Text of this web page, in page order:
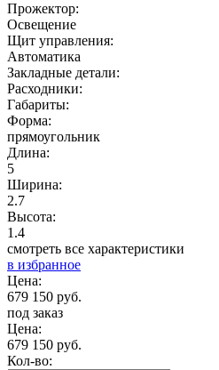
Прожектор:
Освещение
Щит управления:
Автоматика
Закладные детали:
Расходники:
Габариты:
Форма:
прямоугольник
Длина:
5
Ширина:
2.7
Высота:
1.4
смотреть все характеристики
в избранное
Цена:
679 150 руб.
под заказ
Цена:
679 150 руб.
Кол-во: